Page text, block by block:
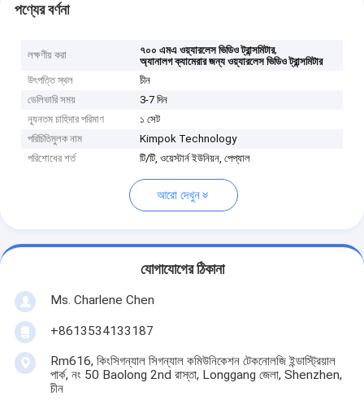
পণ্যের বর্ণনা
লক্ষণীয় করা ৭০০ এমএ ওয়্যারলেস ভিডিও ট্রান্সমিটার,
অ্যানালগ ক্যামেরার জন্য ওয়্যারলেস ভিডিও ট্রান্সমিটার
উৎপত্তি স্থল
চীন
ডেলিভারি সময়
3-7 দিন
ন্যূনতম চাহিদার পরিমাণ
১ সেট
পরিচিতিমুলক নাম
Kimpok Technology
পরিশোধের শর্ত
টি/টি, ওয়েস্টার্ন ইউনিয়ন, পেপ্যাল
আরো দেখুন
যোগাযোগের ঠিকানা
Ms. Charlene Chen
+8613534133187
Rm616, কিংসিগন্যাল সিগন্যাল কমিউনিকেশন টেকনোলজি ইন্ডাস্ট্রিয়াল
পার্ক, নং 50 Baolong 2nd রাস্তা, Longgang জেলা, Shenzhen,
চীন